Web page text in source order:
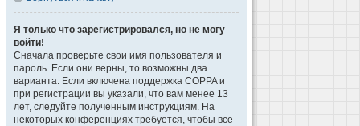
Я только что зарегистрировался, но не могу
войти!
Сначала проверьте свои имя пользователя и
пароль. Если они верны, то возможны два
варианта. Если включена поддержка COPPA и
при регистрации вы указали, что вам менее 13
лет, следуйте полученным инструкциям. На
некоторых конференциях требуется, чтобы все